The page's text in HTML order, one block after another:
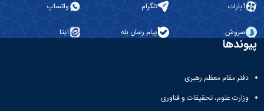
آپارات تلگرام واتساپ
سروش پیام رسان بله ایتا
پیوندها
دفتر مقام معظم رهبری
وزارت علوم، تحقیقات و فناوری